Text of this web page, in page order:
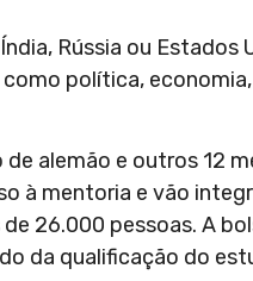
Rússia ou Estados
política,
alemão e outros 12
à mentoria e vão
26.000 pessoas. A
da qualificação do